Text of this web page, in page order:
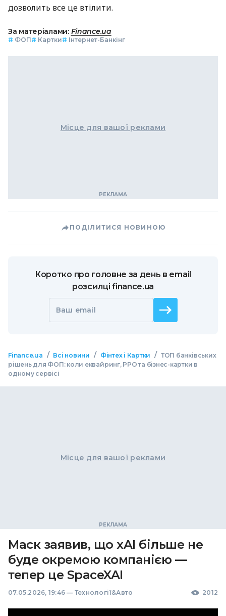
дозволить все це втілити.
За матеріалами: Finance.ua
# ФОП# Картки# Інтернет-Банкінг
Місце для вашої реклами
ПОДІЛИТИСЯ НОВИНОЮ
Коротко про головне за день в email
розсилці finance.ua
Ваш email
Finance.ua / Всі новини / Фінтех і Картки / ТОП банківських
рішень для ФОП: коли еквайринг, РРО та бізнес-картки в
одному сервісі
Місце для вашої реклами
Маск заявив, що xAI більше не
буде окремою компанією —
тепер це SpaceXAI
07.05.2026, 19:46 — Технології&Авто 2012